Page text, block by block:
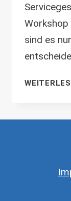
sind es